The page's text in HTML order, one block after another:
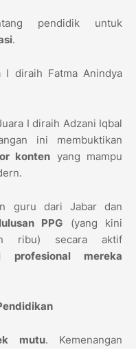
pendidik untuk
.
diraih Fatma Anindya
I diraih Adzani Iqbal
ini membuktikan
konten yang mampu
guru dari Jabar dan
lulusan PPG (yang kini
ribu) secara aktif
profesional mereka
mutu. Kemenangan